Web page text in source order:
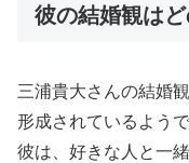
彼の結婚観は
三浦貴大さんの結婚
形成されているようで
彼は、好きな人と一